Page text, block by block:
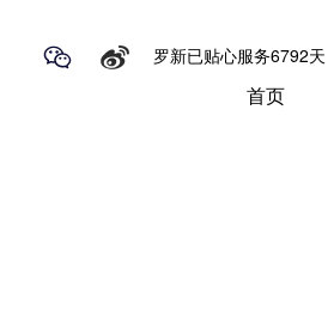
罗新已贴心服务6792天
首页